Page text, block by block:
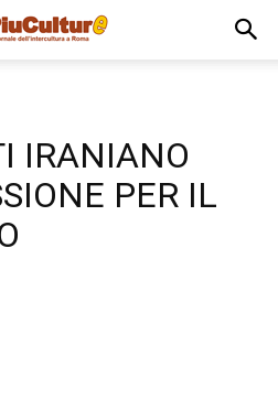
IRANIANO
PER IL